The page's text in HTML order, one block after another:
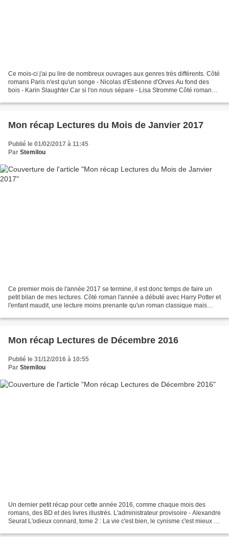
Ce mois-ci j'ai pu lire de nombreux ouvrages aux genres très différents. Côté
romans Paris n'est qu'un songe - Nicolas d'Estienne d'Orves Au fond des
bois - Karin Slaughter Car si l'on nous sépare - Lisa Stromme Côté roman
Mon récap Lectures du Mois de Janvier 2017
Publié le 01/02/2017 à 11:45
Par Stemilou
Ce premier mois de l'année 2017 se termine, il est donc temps de faire un
petit bilan de mes lectures. Côté roman l'année a débuté avec Harry Potter et
l'enfant maudit, une lecture moins prenante qu'un roman classique mais
Mon récap Lectures de Décembre 2016
Publié le 31/12/2016 à 10:55
Par Stemilou
Un dernier petit récap pour cette année 2016, comme chaque mois des
romans, des BD et des livres illustrés. L'administrateur provisoire - Alexandre
Seurat L'odieux connard, tome 2 : La vie c'est bien, le cynisme c'est mieux La